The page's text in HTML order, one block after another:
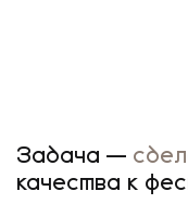
Задача —
качества к